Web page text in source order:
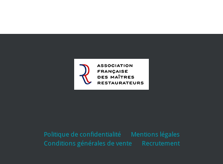
Politique de confidentialité
Mentions légales
Conditions générales de vente
Recrutement